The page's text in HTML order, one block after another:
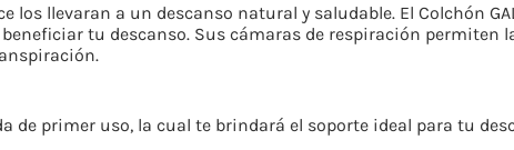
los llevaran a un descanso natural y saludable. El Colchón
tu descanso. Sus cámaras de respiración
de primer uso, la cual te brindará el soporte ideal para tu